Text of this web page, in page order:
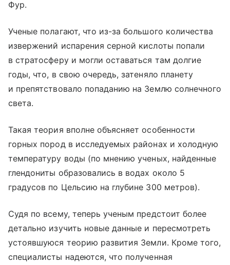
Фур.
Ученые полагают, что из-за большого количества
извержений испарения серной кислоты попали
в стратосферу и могли оставаться там долгие
годы, что, в свою очередь, затеняло планету
и препятствовало попаданию на Землю солнечного
света.
Такая теория вполне объясняет особенности
горных пород в исследуемых районах и холодную
температуру воды (по мнению ученых, найденные
глендониты образовались в водах около 5
градусов по Цельсию на глубине 300 метров).
Судя по всему, теперь ученым предстоит более
детально изучить новые данные и пересмотреть
устоявшуюся теорию развития Земли. Кроме того,
специалисты надеются, что полученная